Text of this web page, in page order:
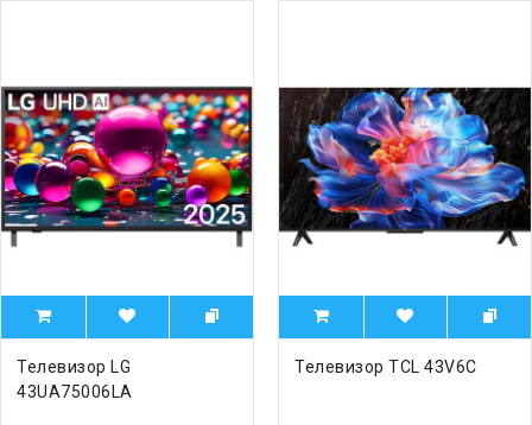
Телевизор LG
43UA75006LA
Телевизор TCL 43V6C